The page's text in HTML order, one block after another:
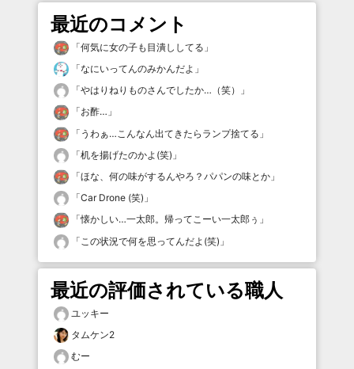
最近のコメント
「何気に女の子も目潰ししてる 」
「なにいってんのみかんだよ 」
「やはりねりものさんでしたか…（笑）
」
「お酢… 」
「 うわぁ…こんなん出てきたらランプ捨てる 」
「机を揚げたのかよ(笑) 」
「ほな、何の味がするんやろ？パパンの味とか 」
「Car Drone (笑) 」
「懐かしい…一太郎。帰ってこーい一太郎ぅ 」
「 この状況で何を思ってんだよ(笑) 」
最近の評価されている職人
ユッキー
タムケン2
むー